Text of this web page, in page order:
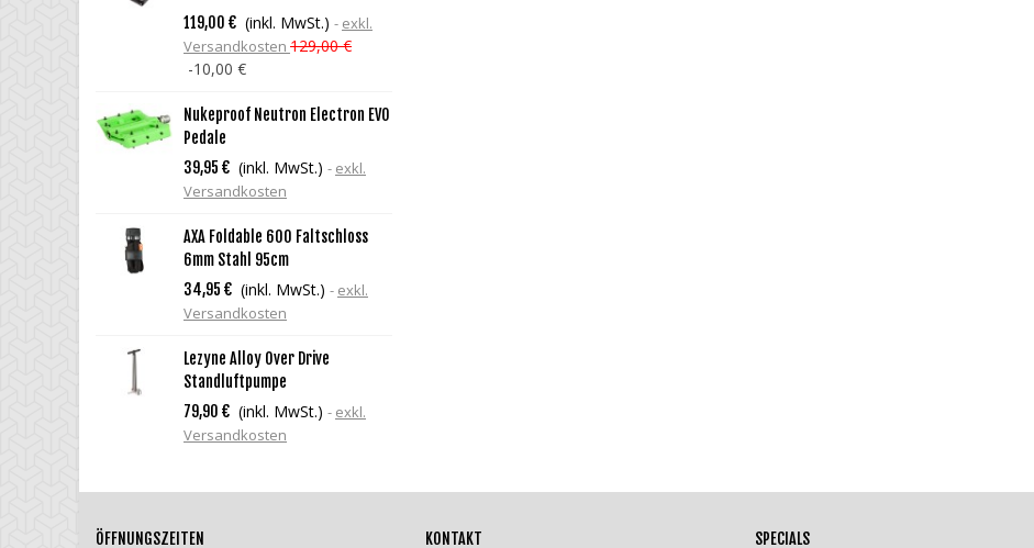
119,00 € (inkl. MwSt.)
exkl.
Versandkosten 129,00 €
-10,00 €
Nukeproof Neutron Electron EVO
Pedale
39,95 € (inkl. MwSt.)
exkl.
Versandkosten
AXA Foldable 600 Faltschloss
6mm Stahl 95cm
34,95 € (inkl. MwSt.)
exkl.
Versandkosten
Lezyne Alloy Over Drive
Standluftpumpe
79,90 € (inkl. MwSt.)
exkl.
Versandkosten
ÖFFNUNGSZEITEN KONTAKT
SPECIALS